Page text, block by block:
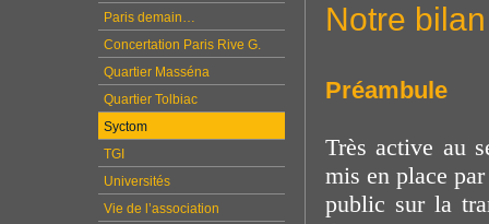
Notre
Préambule
Très active au
mis en place
public sur la
Paris demain…
Concertation Paris Rive G.
Quartier Masséna
Quartier Tolbiac
Syctom
TGI
Universités
Vie de l’association